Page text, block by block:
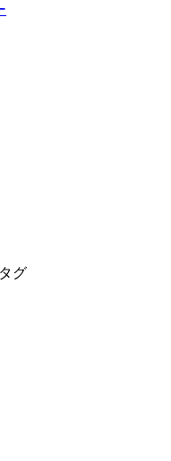
グ